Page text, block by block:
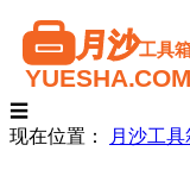
☰
现在位置：
月沙工具